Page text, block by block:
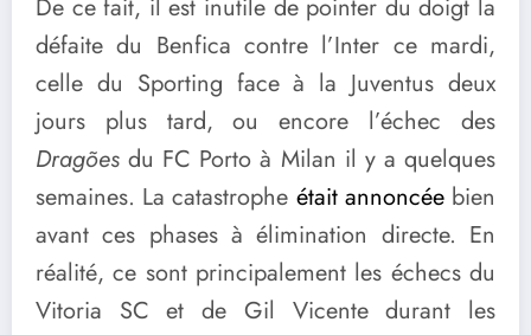
De ce fait, il est inutile de pointer du doigt la
défaite du Benfica contre l’Inter ce mardi,
celle du Sporting face à la Juventus deux
jours plus tard, ou encore l’échec des
Dragões du FC Porto à Milan il y a quelques
semaines. La catastrophe était annoncéebien
avant ces phases à élimination directe. En
réalité, ce sont principalement les échecs du
Vitoria SC et de Gil Vicente durant les